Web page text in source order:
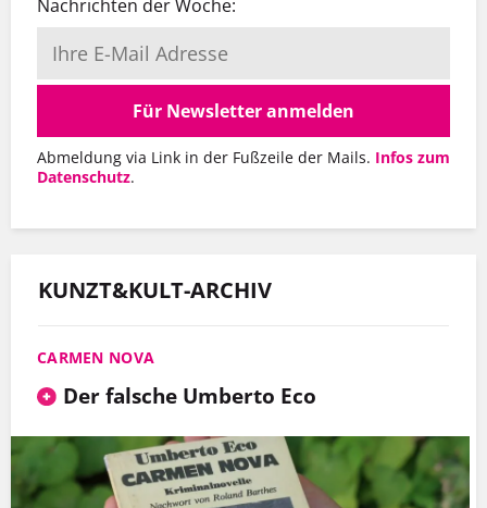
Nachrichten der Woche:
Für Newsletter anmelden
Abmeldung via Link in der Fußzeile der Mails. Infos zum
Datenschutz.
KUNZT&KULT-ARCHIV
CARMEN NOVA
Der falsche Umberto Eco